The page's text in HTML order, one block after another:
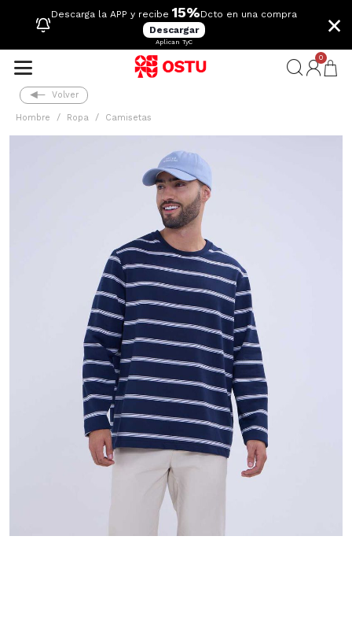
Descarga la APP y recibe 15%Dcto en una compra
Descargar
Aplican TyC
×
0
Volver
Hombre Ropa Camisetas